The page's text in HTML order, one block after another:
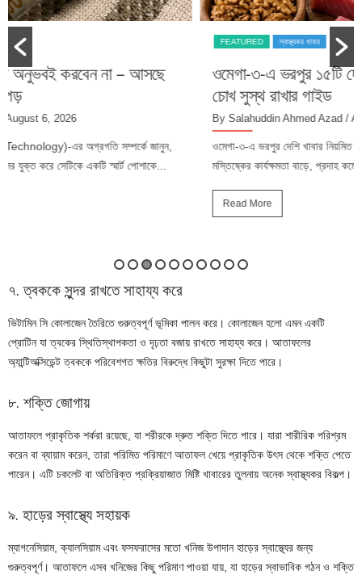
ওমেগা-৩-এ ভরপুর ১৫টি দেশি খাবার: হার্ট, মস্তিষ্ক ও
চোখ সুস্থ রাখার গাইড
By Salahuddin Ahmed Azad / August 5, 2026
ওমেগা-৩-এ ভরপুর দেশি খাবার নিয়মিত খাদ্যতালিকায় রাখলে হৃদ্‌স্বাস্থ্য ভালো থাকে,
মস্তিষ্কের কার্যক্ষমতা বাড়ে, প্রদাহ কমে এবং শরীর প্রয়োজনীয় স্বাস্থ্যকর চর্বি...
৭. ত্বককে সুন্দর রাখতে সাহায্য করে
ভিটামিন সি কোলাজেন তৈরিতে গুরুত্বপূর্ণ ভূমিকা পালন করে। কোলাজেন হলো এমন একটি
প্রোটিন যা ত্বকের স্থিতিস্থাপকতা ও দৃঢ়তা বজায় রাখতে সাহায্য করে। আতাফলের
অ্যান্টিঅক্সিডেন্ট ত্বককে পরিবেশগত ক্ষতির বিরুদ্ধে কিছুটা সুরক্ষা দিতে পারে।
৮. শক্তি জোগায়
আতাফলে প্রাকৃতিক শর্করা রয়েছে, যা শরীরকে দ্রুত শক্তি দিতে পারে। যারা শারীরিক পরিশ্রম
করেন বা ব্যায়াম করেন, তারা পরিমিত পরিমাণে আতাফল খেয়ে প্রাকৃতিক উৎস থেকে শক্তি পেতে
পারেন। এটি চকলেট বা অতিরিক্ত প্রক্রিয়াজাত মিষ্টি খাবারের তুলনায় অনেক স্বাস্থ্যকর বিকল্প।
৯. হাড়ের স্বাস্থ্যে সহায়ক
ম্যাগনেসিয়াম, ক্যালসিয়াম এবং ফসফরাসের মতো খনিজ উপাদান হাড়ের স্বাস্থ্যের জন্য
গুরুত্বপূর্ণ। আতাফলে এসব খনিজের কিছু পরিমাণ পাওয়া যায়, যা হাড়ের স্বাভাবিক গঠন ও শক্তি